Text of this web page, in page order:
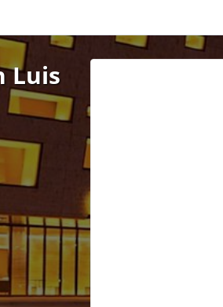
Luis